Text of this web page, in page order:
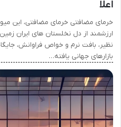
اعلا
خرمای مضافتی خرمای مضافتی، این
ارزشمند از دل نخلستان های ایران
نظیر، بافت نرم و خواص فراوانش،
بازارهای جهانی یافته…